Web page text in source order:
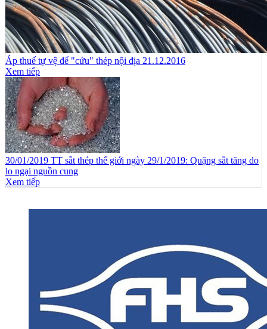
Áp thuế tự vệ để "cứu" thép nội địa 21.12.2016
Xem tiếp
30/01/2019 TT sắt thép thế giới ngày 29/1/2019: Quặng sắt tăng do
lo ngại nguồn cung
Xem tiếp